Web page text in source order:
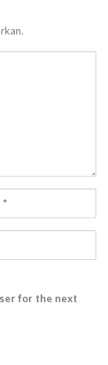
for the next